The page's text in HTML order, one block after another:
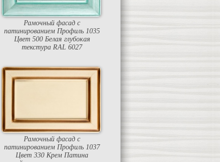
Рамочный фасад с
патинированием Профиль 1035
Цвет 500 Белая глубокая
текстура RAL 6027
Рамочный фасад с
патинированием Профиль 1037
Цвет 330 Крем Патина